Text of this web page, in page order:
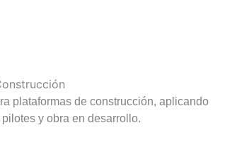
plataformas de construcción, aplicando
y obra en desarrollo.